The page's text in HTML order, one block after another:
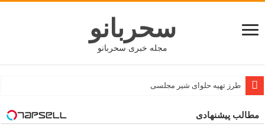
سحربانو
مجله خبری سحربانو
طرز تهیه حلوای شیر مجلسی
مطالب پیشنهادی